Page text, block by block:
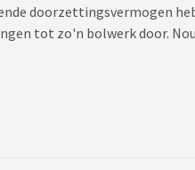
doorzettingsvermogen
tot zo'n bolwerk door.